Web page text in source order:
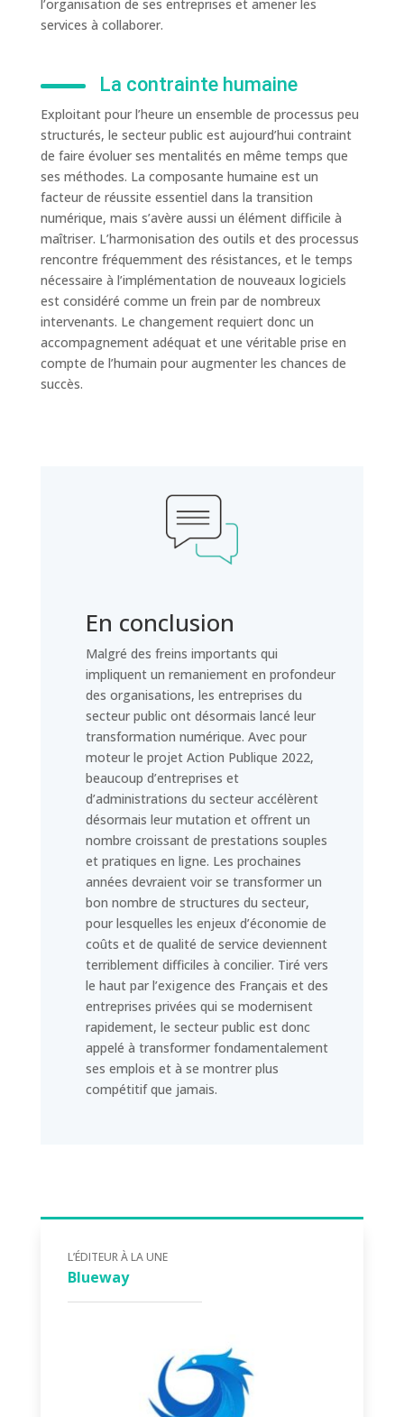
l’organisation de ses entreprises et amener les
services à collaborer.
La contrainte humaine
Exploitant pour l’heure un ensemble de processus peu
structurés, le secteur public est aujourd’hui contraint
de faire évoluer ses mentalités en même temps que
ses méthodes. La composante humaine est un
facteur de réussite essentiel dans la transition
numérique, mais s’avère aussi un élément difficile à
maîtriser. L’harmonisation des outils et des processus
rencontre fréquemment des résistances, et le temps
nécessaire à l’implémentation de nouveaux logiciels
est considéré comme un frein par de nombreux
intervenants. Le changement requiert donc un
accompagnement adéquat et une véritable prise en
compte de l’humain pour augmenter les chances de
succès.
En conclusion
Malgré des freins importants qui
impliquent un remaniement en profondeur
des organisations, les entreprises du
secteur public ont désormais lancé leur
transformation numérique. Avec pour
moteur le projet Action Publique 2022,
beaucoup d’entreprises et
d’administrations du secteur accélèrent
désormais leur mutation et offrent un
nombre croissant de prestations souples
et pratiques en ligne. Les prochaines
années devraient voir se transformer un
bon nombre de structures du secteur,
pour lesquelles les enjeux d’économie de
coûts et de qualité de service deviennent
terriblement difficiles à concilier. Tiré vers
le haut par l’exigence des Français et des
entreprises privées qui se modernisent
rapidement, le secteur public est donc
appelé à transformer fondamentalement
ses emplois et à se montrer plus
compétitif que jamais.
L’ÉDITEUR À LA UNE
Blueway